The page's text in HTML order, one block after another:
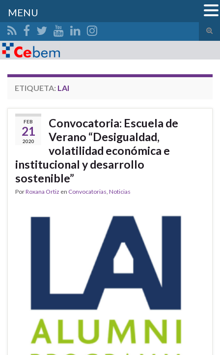
el
Search for:
ETIQUETA: LAI
FEB
21
2020
Convocatoria: Escuela de
Verano “Desigualdad,
volatilidad económica e
institucional y desarrollo
sostenible”
PorRoxana Ortiz en Convocatorias, Noticias
MENU